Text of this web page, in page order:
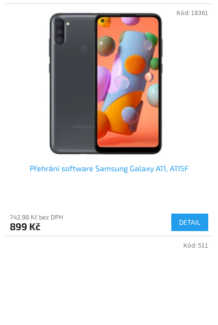
Přehrání software Samsung Galaxy A11, A115F
742,98 Kč bez DPH
899 Kč DETAIL
Kód: 18361
Kód: 511